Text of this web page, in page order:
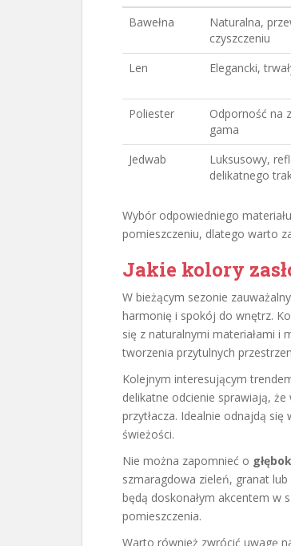
Bawełna
Naturalna,
czyszczeniu
Len
Elegancki,
Poliester
Odporność na
gama
Jedwab
Luksusowy,
delikatnego
Wybór odpowiedniego
pomieszczeniu, dlatego warto
Jakie kolory
W bieżącym sezonie
harmonię i spokój do wnętrz.
się z naturalnymi materiałami i
tworzenia przytulnych
Kolejnym interesującym
delikatne odcienie sprawiają,
przytłacza. Idealnie odnajdą się
świeżości.
Nie można zapomnieć o
szmaragdowa zieleń, granat
będą doskonałym akcentem w
pomieszczenia.
Warto również zwrócić uwagę